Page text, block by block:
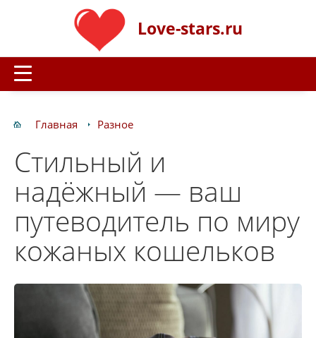
Love-stars.ru
Главная Разное
Стильный и
надёжный — ваш
путеводитель по миру
кожаных кошельков